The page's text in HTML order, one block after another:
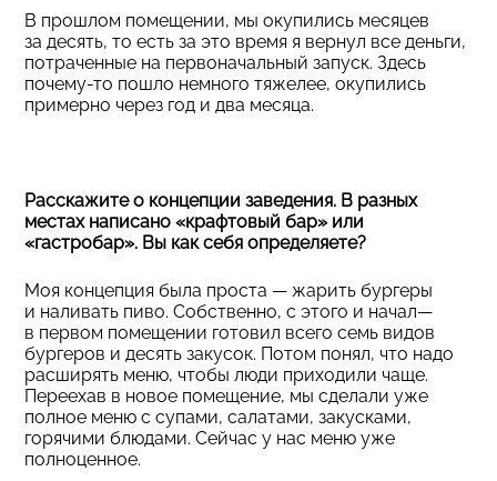
В прошлом помещении, мы окупились месяцев
за десять, то есть за это время я вернул все деньги,
потраченные на первоначальный запуск. Здесь
почему-то пошло немного тяжелее, окупились
примерно через год и два месяца.
Расскажите о концепции заведения. В разных
местах написано «крафтовый бар» или
«гастробар». Вы как себя определяете?
Моя концепция была проста — жарить бургеры
и наливать пиво. Собственно, с этого и начал—
в первом помещении готовил всего семь видов
бургеров и десять закусок. Потом понял, что надо
расширять меню, чтобы люди приходили чаще.
Переехав в новое помещение, мы сделали уже
полное меню с супами, салатами, закусками,
горячими блюдами. Сейчас у нас меню уже
полноценное.